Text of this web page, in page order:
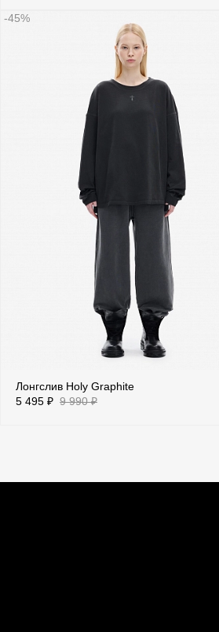
-45%
Лонгслив Holy Graphite
5 495 ₽ 9 990 ₽